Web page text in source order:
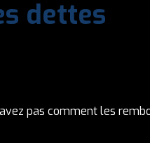
dettes
pas comment les